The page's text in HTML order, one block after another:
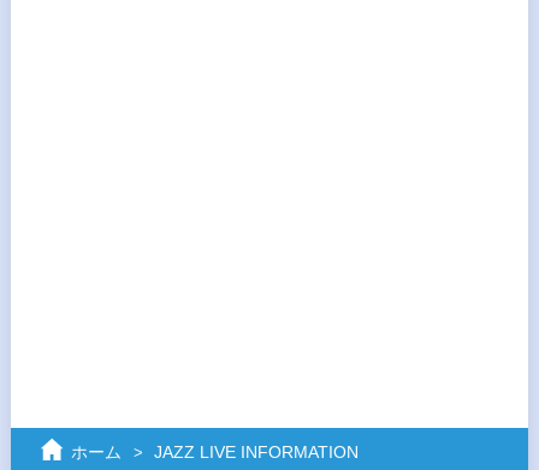
ホーム JAZZ LIVE INFORMATION